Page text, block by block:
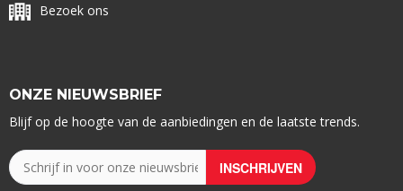
Bezoek ons
ONZE NIEUWSBRIEF
Blijf op de hoogte van de aanbiedingen en de laatste trends.